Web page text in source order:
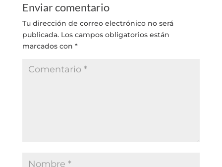
Enviar comentario
Tu dirección de correo electrónico no será
publicada. Los campos obligatorios están
marcados con *